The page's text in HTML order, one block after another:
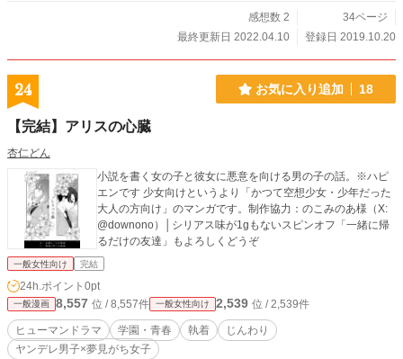
感想数 2
34ページ
最終更新日 2022.04.10
登録日 2019.10.20
24 お気に入り追加 18
【完結】アリスの心臓
杏仁どん
小説を書く女の子と彼女に悪意を向ける男の子の話。※ハピ
エンです 少女向けというより「かつて空想少女・少年だった
大人の方向け」のマンガです。制作協力：のこみのあ様（X:
@downono）│シリアス味が1gもないスピンオフ「一緒に帰
るだけの友達」もよろしくどうぞ
一般女性向け 完結
24h.ポイント 0pt
一般漫画 8,557 位 / 8,557件 一般女性向け 2,539 位 / 2,539件
ヒューマンドラマ 学園・青春 執着
じんわり
ヤンデレ男子×夢見がち女子